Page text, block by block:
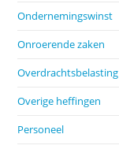
Ondernemingswinst
Onroerende zaken
Overdrachtsbelasting
Overige heffingen
Personeel